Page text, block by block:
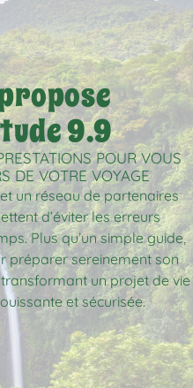
9.9
POUR VOUS
DE VOTRE VOYAGE
un réseau de partenaires
d’éviter les erreurs
Plus qu’un simple guide,
préparer sereinement son
un projet de vie
et sécurisée.